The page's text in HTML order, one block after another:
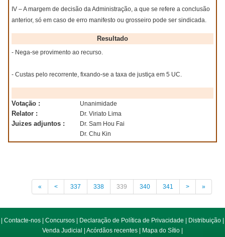
IV – A margem de decisão da Administração, a que se refere a conclusão
anterior, só em caso de erro manifesto ou grosseiro pode ser sindicada.
Resultado
- Nega-se provimento ao recurso.
- Custas pelo recorrente, fixando-se a taxa de justiça em 5 UC.
Votação : Unanimidade
Relator : Dr. Viriato Lima
Juizes adjuntos :
Dr. Sam Hou Fai
Dr. Chu Kin
« < 337 338 339 340 341 > »
Contacte-nos Concursos Declaração de Política de Privacidade Distribuição
Venda Judicial
Acórdãos recentes Mapa do Sítio